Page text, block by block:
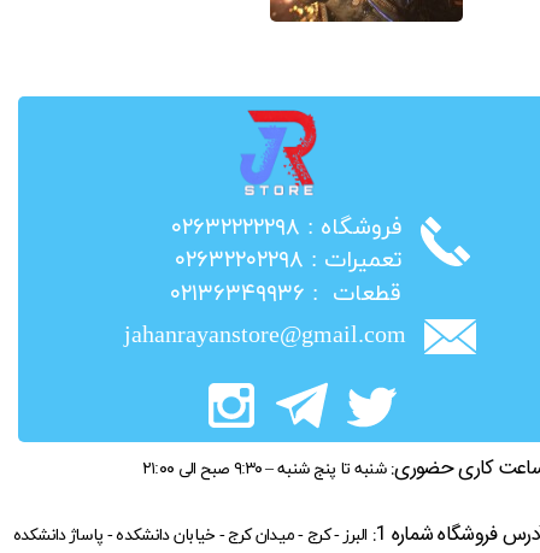
​فروشگاه : ۰۲۶۳۲۲۲۲۲۹۸
​تعمیرات : ۰۲۶۳۲۲۰۲۲۹۸
​قطعات : ۰۲۱۳۶۳۴۹۹۳۶
jahanrayanstore@gmail.com
کاری حضوری: شنبه تا پنج شنبه – ۹:۳۰ صبح الی ۲۱:۰۰
فروشگاه شماره 1:
البرز - کرج - میدان کرج - خیابان دانشکده - پاساژ دانشکده